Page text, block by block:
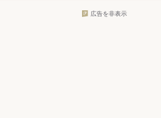
広告を非表示